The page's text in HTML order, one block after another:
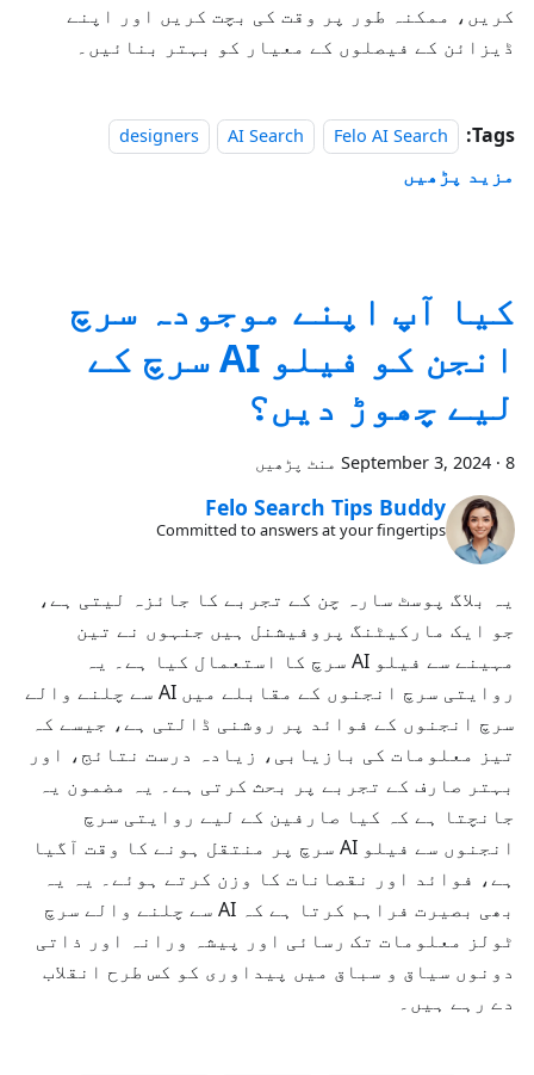
کریں، ممکنہ طور پر وقت کی بچت کریں اور اپنے
ڈیزائن کے فیصلوں کے معیار کو بہتر بنائیں۔
Tags:
Felo AI Search
AI Search
designers
مزید پڑھیں
کیا آپ اپنے موجودہ سرچ
انجن کو فیلو AI سرچ کے
لیے چھوڑ دیں؟
September 3, 2024 · 8 منٹ پڑھیں
Felo Search Tips Buddy
Committed to answers at your fingertips
یہ بلاگ پوسٹ سارہ چن کے تجربے کا جائزہ لیتی ہے،
جو ایک مارکیٹنگ پروفیشنل ہیں جنہوں نے تین
مہینے سے فیلو AI سرچ کا استعمال کیا ہے۔ یہ
روایتی سرچ انجنوں کے مقابلے میں AI سے چلنے والے
سرچ انجنوں کے فوائد پر روشنی ڈالتی ہے، جیسے کہ
تیز معلومات کی بازیابی، زیادہ درست نتائج، اور
بہتر صارف کے تجربے پر بحث کرتی ہے۔ یہ مضمون یہ
جانچتا ہے کہ کیا صارفین کے لیے روایتی سرچ
انجنوں سے فیلو AI سرچ پر منتقل ہونے کا وقت آگیا
ہے، فوائد اور نقصانات کا وزن کرتے ہوئے۔ یہ یہ
بھی بصیرت فراہم کرتا ہے کہ AI سے چلنے والے سرچ
ٹولز معلومات تک رسائی اور پیشہ ورانہ اور ذاتی
دونوں سیاق و سباق میں پیداوری کو کس طرح انقلاب
دے رہے ہیں۔